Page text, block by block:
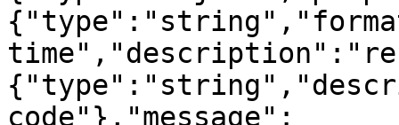
code"},"message":